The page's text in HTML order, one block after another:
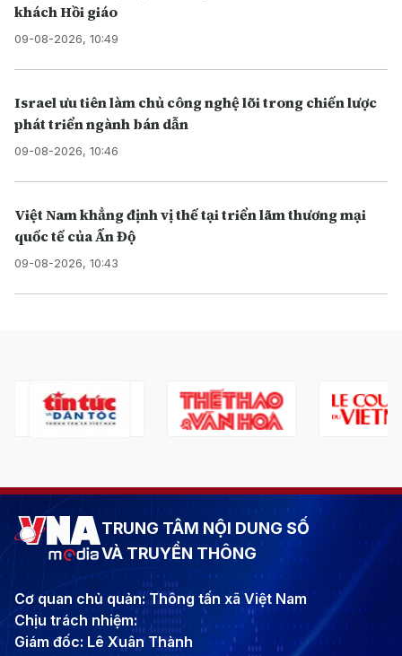
khách Hồi giáo
09-08-2026, 10:49
Israel ưu tiên làm chủ công nghệ lõi trong chiến lược
phát triển ngành bán dẫn
09-08-2026, 10:46
Việt Nam khẳng định vị thế tại triển lãm thương mại
quốc tế của Ấn Độ
09-08-2026, 10:43
TRUNG TÂM NỘI DUNG SỐ
VÀ TRUYỀN THÔNG
Cơ quan chủ quản: Thông tấn xã Việt Nam
Chịu trách nhiệm:
Giám đốc: Lê Xuân Thành